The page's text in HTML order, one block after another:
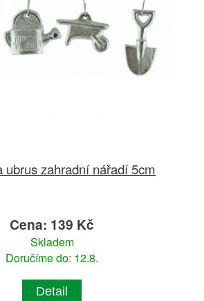
ubrus zahradní nářadí 5cm
Cena: 139 Kč
Skladem
Doručíme do: 12.8.
Detail